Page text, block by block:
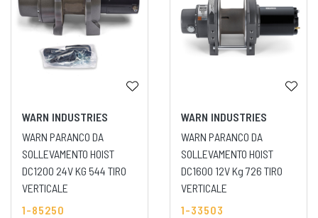
WARN INDUSTRIES
WARN PARANCO DA
SOLLEVAMENTO HOIST
DC1200 24V KG 544 TIRO
VERTICALE
1-85250
WARN INDUSTRIES
WARN PARANCO DA
SOLLEVAMENTO HOIST
DC1600 12V Kg 726 TIRO
VERTICALE
1-33503